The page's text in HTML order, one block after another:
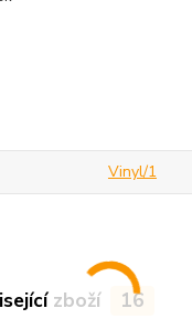
Vinyl/1
zboží 16